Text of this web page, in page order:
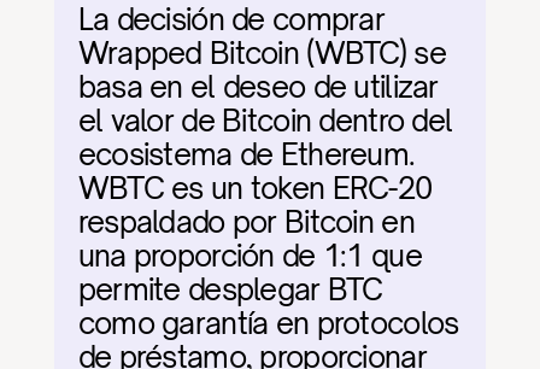
La decisión de comprar
Wrapped Bitcoin (WBTC) se
basa en el deseo de utilizar
el valor de Bitcoin dentro del
ecosistema de Ethereum.
WBTC es un token ERC-20
respaldado por Bitcoin en
una proporción de 1:1 que
permite desplegar BTC
como garantía en protocolos
de préstamo, proporcionar